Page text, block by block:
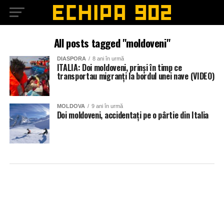
All posts tagged "moldoveni"
DIASPORA 8 ani în urmă
ITALIA: Doi moldoveni, prinși în timp ce
transportau migranți la bordul unei nave (VIDEO)
MOLDOVA 9 ani în urmă
Doi moldoveni, accidentaţi pe o pârtie din Italia